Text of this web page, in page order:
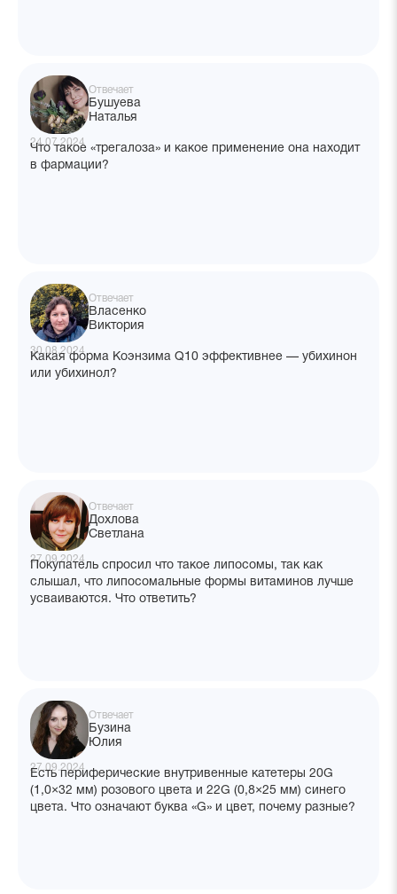
Отвечает
Бушуева
Наталья
24.07.2024
Что такое «трегалоза» и какое применение она находит
в фармации?
Отвечает
Власенко
Виктория
30.08.2024
Какая форма Коэнзима Q10 эффективнее — убихинон
или убихинол?
Отвечает
Дохлова
Светлана
27.09.2024
Покупатель спросил что такое липосомы, так как
слышал, что липосомальные формы витаминов лучше
усваиваются. Что ответить?
Отвечает
Бузина
Юлия
27.09.2024
Есть периферические внутривенные катетеры 20G
(1,0×32 мм) розового цвета и 22G (0,8×25 мм) синего
цвета. Что означают буква «G» и цвет, почему разные?